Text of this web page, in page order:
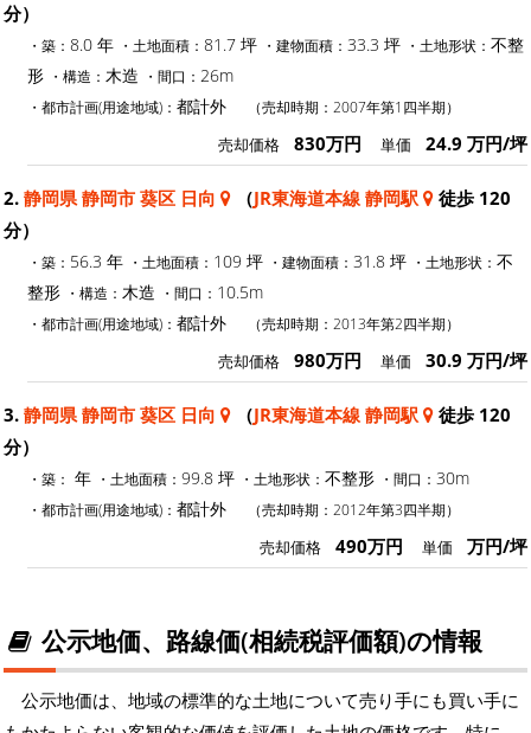
分）
・築： 8.0 年 ・土地面積： 81.7 坪 ・建物面積： 33.3 坪 ・土地形状： 不整
形 ・構造： 木造 ・間口： 26m
・都市計画(用途地域)： 都計外 （売却時期：2007年第1四半期）
売却価格 830万円 単価 24.9 万円/坪
2. 静岡県 静岡市 葵区 日向 （JR東海道本線 静岡駅
徒歩 120
分）
・築： 56.3 年 ・土地面積： 109 坪 ・建物面積： 31.8 坪 ・土地形状： 不
整形 ・構造： 木造 ・間口： 10.5m
・都市計画(用途地域)： 都計外 （売却時期：2013年第2四半期）
売却価格 980万円 単価 30.9 万円/坪
3. 静岡県 静岡市 葵区 日向 （JR東海道本線 静岡駅
徒歩 120
分）
・築： 年 ・土地面積： 99.8 坪 ・土地形状： 不整形 ・間口： 30m
・都市計画(用途地域)： 都計外 （売却時期：2012年第3四半期）
売却価格 490万円 単価 万円/坪
公示地価、路線価(相続税評価額)の情報
公示地価は、地域の標準的な土地について売り手にも買い手に